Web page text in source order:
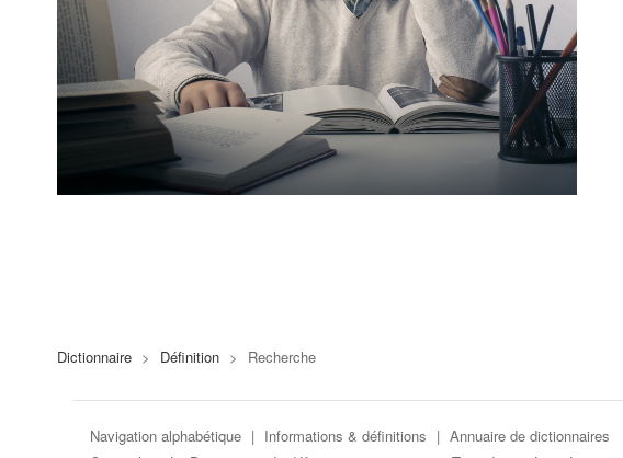
Dictionnaire > Définition > Recherche
Navigation alphabétique | Informations & définitions | Annuaire de dictionnaires